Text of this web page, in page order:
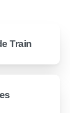
Train